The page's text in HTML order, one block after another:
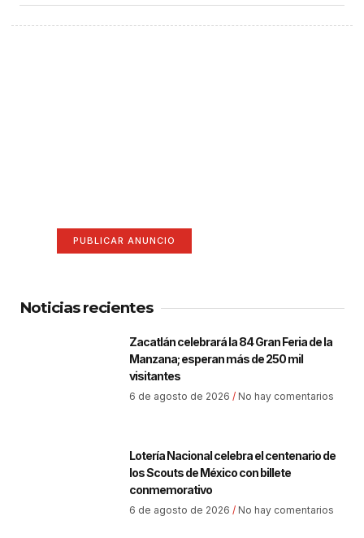
PUBLICAR ANUNCIO
Noticias recientes
Zacatlán celebrará la 84 Gran Feria de la
Manzana; esperan más de 250 mil
visitantes
6 de agosto de 2026 No hay comentarios
Lotería Nacional celebra el centenario de
los Scouts de México con billete
conmemorativo
6 de agosto de 2026 No hay comentarios